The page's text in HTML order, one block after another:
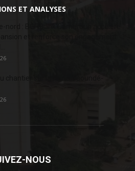
ET ANALYSES
NOUS